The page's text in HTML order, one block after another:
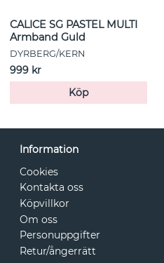
CALICE SG PASTEL MULTI
Armband Guld
DYRBERG/KERN
999 kr
Köp
Information
Cookies
Kontakta oss
Köpvillkor
Om oss
Personuppgifter
Retur/ångerrätt